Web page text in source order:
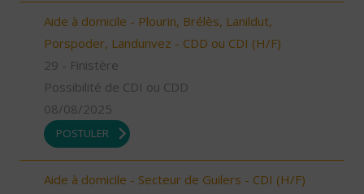
Aide à domicile - Plourin, Brélès, Lanildut,
Porspoder, Landunvez - CDD ou CDI (H/F)
29 - Finistère
Possibilité de CDI ou CDD
08/08/2025
POSTULER
Aide à domicile - Secteur de Guilers - CDI (H/F)